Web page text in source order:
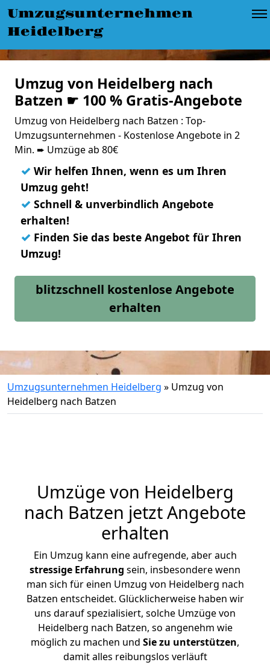
Umzugsunternehmen
Heidelberg
Umzug von Heidelberg nach
Batzen ☛ 100 % Gratis-Angebote
Umzug von Heidelberg nach Batzen : Top-
Umzugsunternehmen - Kostenlose Angebote in 2
Min. ➨ Umzüge ab 80€
✓ Wir helfen Ihnen, wenn es um Ihren
Umzug geht!
✓ Schnell & unverbindlich Angebote
erhalten!
✓ Finden Sie das beste Angebot für Ihren
Umzug!
blitzschnell kostenlose Angebote
erhalten
Umzugsunternehmen Heidelberg » Umzug von
Heidelberg nach Batzen
Umzüge von Heidelberg
nach Batzen jetzt Angebote
erhalten
Ein Umzug kann eine aufregende, aber auch
stressige Erfahrung sein, insbesondere wenn
man sich für einen Umzug von Heidelberg nach
Batzen entscheidet. Glücklicherweise haben wir
uns darauf spezialisiert, solche Umzüge von
Heidelberg nach Batzen, so angenehm wie
möglich zu machen und Sie zu unterstützen,
damit alles reibungslos verläuft